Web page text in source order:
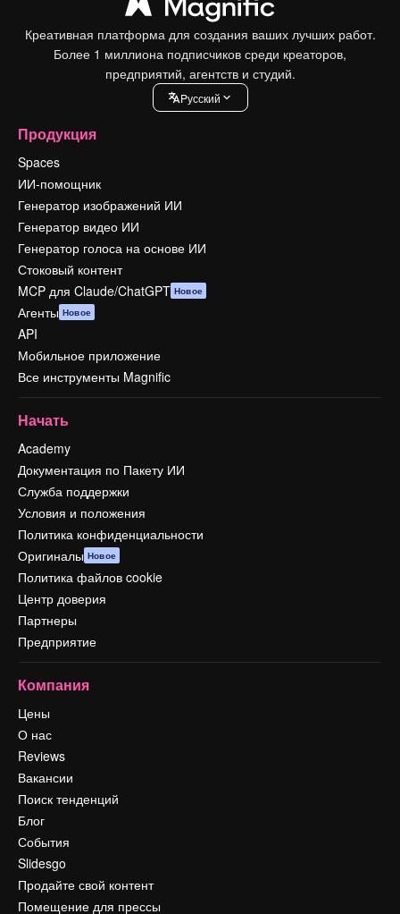
Креативная платформа для создания ваших лучших работ.
Более 1 миллиона подписчиков среди креаторов,
предприятий, агентств и студий.
Pусский
Продукция
Spaces
ИИ-помощник
Генератор изображений ИИ
Генератор видео ИИ
Генератор голоса на основе ИИ
Стоковый контент
MCP для Claude/ChatGPT Новое
Агенты Новое
API
Мобильное приложение
Все инструменты Magnific
Начать
Academy
Документация по Пакету ИИ
Служба поддержки
Условия и положения
Политика конфиденциальности
Оригиналы Новое
Политика файлов cookie
Центр доверия
Партнеры
Предприятие
Компания
Цены
О нас
Reviews
Вакансии
Поиск тенденций
Блог
События
Slidesgo
Продайте свой контент
Помещение для прессы